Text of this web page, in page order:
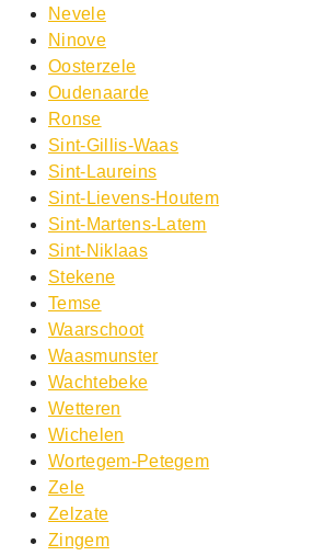
Nevele
Ninove
Oosterzele
Oudenaarde
Ronse
Sint-Gillis-Waas
Sint-Laureins
Sint-Lievens-Houtem
Sint-Martens-Latem
Sint-Niklaas
Stekene
Temse
Waarschoot
Waasmunster
Wachtebeke
Wetteren
Wichelen
Wortegem-Petegem
Zele
Zelzate
Zingem